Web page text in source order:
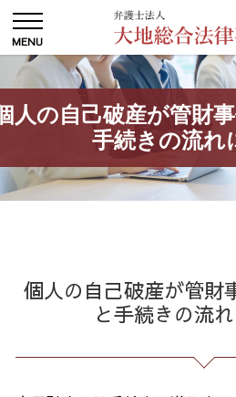
人の自己破産が管財
手続きの流れ
個人の自己破産が管財
と手続きの流